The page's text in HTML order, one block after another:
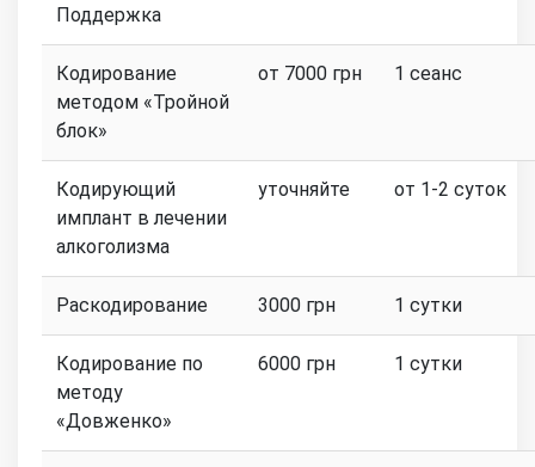
Поддержка
Кодирование
методом «Тройной
блок»
от 7000 грн 1 сеанс
Кодирующий
имплант в лечении
алкоголизма
уточняйте от 1-2 суток
Раскодирование 3000 грн 1 сутки
Кодирование по
методу
«Довженко»
6000 грн 1 сутки